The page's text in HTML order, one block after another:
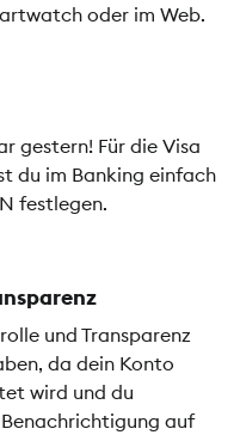
oder im Web.
gestern! Für die Visa
du im Banking einfach
festlegen.
und Transparenz
da dein Konto
wird und du
auf